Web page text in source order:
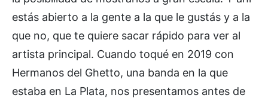
estás abierto a la gente a la que le gustás y a la
que no, que te quiere sacar rápido para ver al
artista principal. Cuando toqué en 2019 con
Hermanos del Ghetto, una banda en la que
estaba en La Plata, nos presentamos antes de